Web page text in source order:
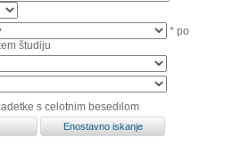
* po
študiju
s celotnim besedilom